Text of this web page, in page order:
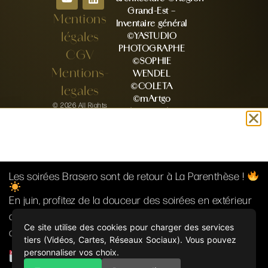
Mentions
légales
CGV
Mentions-
legales
© 2026 All Rights
Grand-Est –
Inventaire général
©YASTUDIO
PHOTOGRAPHE
©SOPHIE
WENDEL
©COLETA
©mArtgo
photographie
©Charlotte
beaune mariage
Steyer – MetJ
©Lisa marie
photographie(88)
©Stéphanie
Ce site utilise des cookies pour charger des services
tiers (Vidéos, Cartes, Réseaux Sociaux). Vous pouvez
personnaliser vos choix.
Les soirées Brasero sont de retour à La Parenthèse !
En juin, profitez de la douceur des soirées en extérieur
autour de notre brasero. Bonne ambiance, grand air et
convivialité garantis !
Agenda :